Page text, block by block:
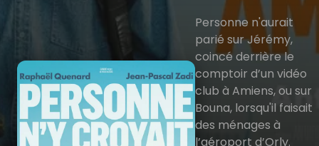
Personne n'aurait
parié sur Jérémy,
coincé derrière le
comptoir d’un vidéo
club à Amiens, ou sur
Bouna, lorsqu'il faisait
des ménages à
l’aéroport d’Orly.